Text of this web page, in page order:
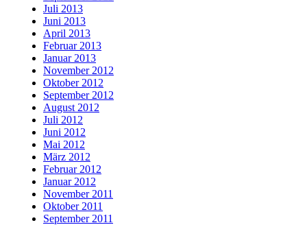
Juli 2013
Juni 2013
April 2013
Februar 2013
Januar 2013
November 2012
Oktober 2012
September 2012
August 2012
Juli 2012
Juni 2012
Mai 2012
März 2012
Februar 2012
Januar 2012
November 2011
Oktober 2011
September 2011